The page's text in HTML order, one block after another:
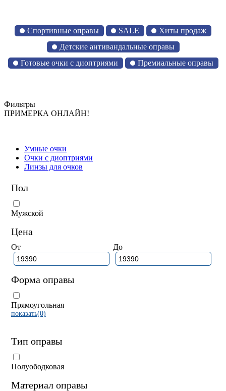
Спортивные оправы SALE
Хиты продаж
Детские антивандальные оправы
Готовые очки с диоптриями
Премиальные оправы
Фильтры
ПРИМЕРКА ОНЛАЙН!
Умные очки
Очки с диоптриями
Линзы для очков
Пол
Мужской
Цена
От До
Форма оправы
Прямоугольная
показать(0)
Тип оправы
Полуободковая
Материал оправы